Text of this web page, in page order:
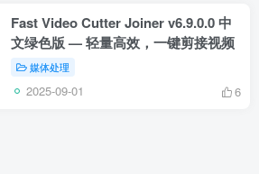
Fast Video Cutter Joiner v6.9.0.0 中
文绿色版 — 轻量高效，一键剪接视频
媒体处理
2025-09-01 6